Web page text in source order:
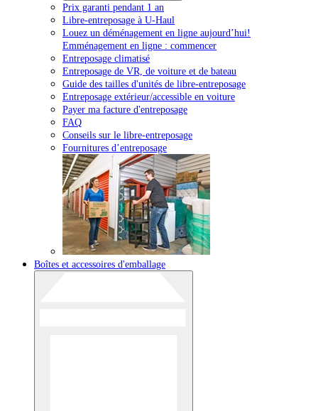
Prix garanti pendant 1 an
Libre-entreposage à U-Haul
Louez un déménagement en ligne aujourd’hui!
Emménagement en ligne : commencer
Entreposage climatisé
Entreposage de VR, de voiture et de bateau
Guide des tailles d'unités de libre-entreposage
Entreposage extérieur/accessible en voiture
Payer ma facture d'entreposage
FAQ
Conseils sur le libre-entreposage
Fournitures d’entreposage
Boîtes et accessoires d'emballage